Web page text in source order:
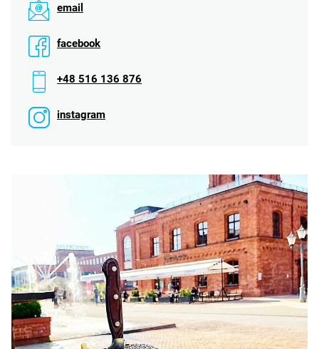
email
facebook
+48 516 136 876
instagram